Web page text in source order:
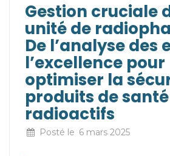
Gestion cruciale
unité de
De l’analyse des
l’excellence pour
optimiser la
produits de santé
radioactifs
Posté le 6 mars 2025